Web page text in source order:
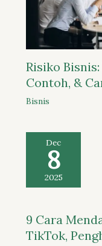
Risiko
Contoh, &
Bisnis
Dec
8
2025
9 Cara
TikTok,